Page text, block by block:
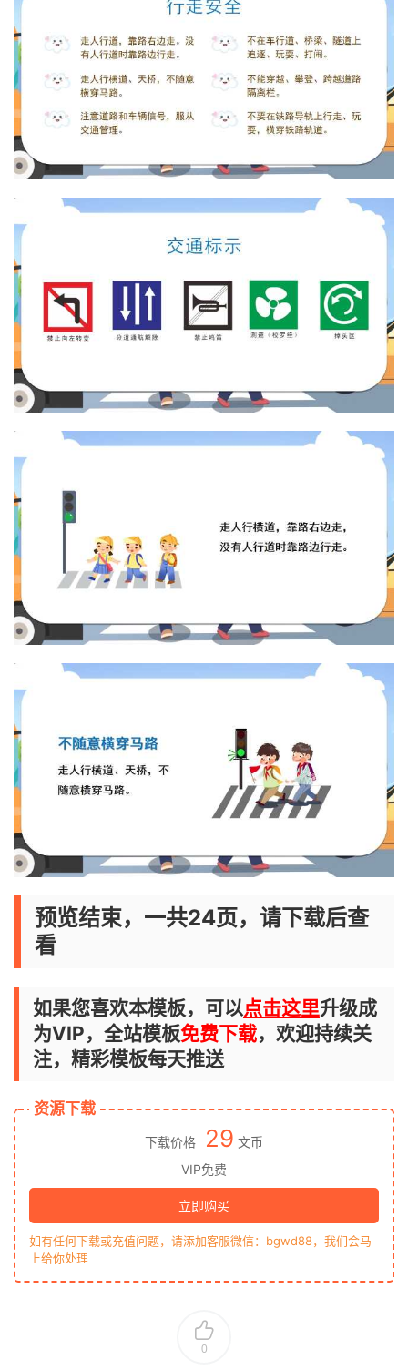
预览结束，一共24页，请下载后查
看
如果您喜欢本模板，可以点击这里升级成
为VIP，全站模板免费下载，欢迎持续关
注，精彩模板每天推送
资源下载
下载价格 29 文币
VIP免费
立即购买
如有任何下载或充值问题，请添加客服微信：bgwd88，我们会马
上给你处理
0